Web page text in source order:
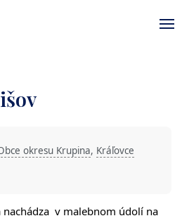
okresu Krupina, Kráľovce
nachádza v malebnom údolí na